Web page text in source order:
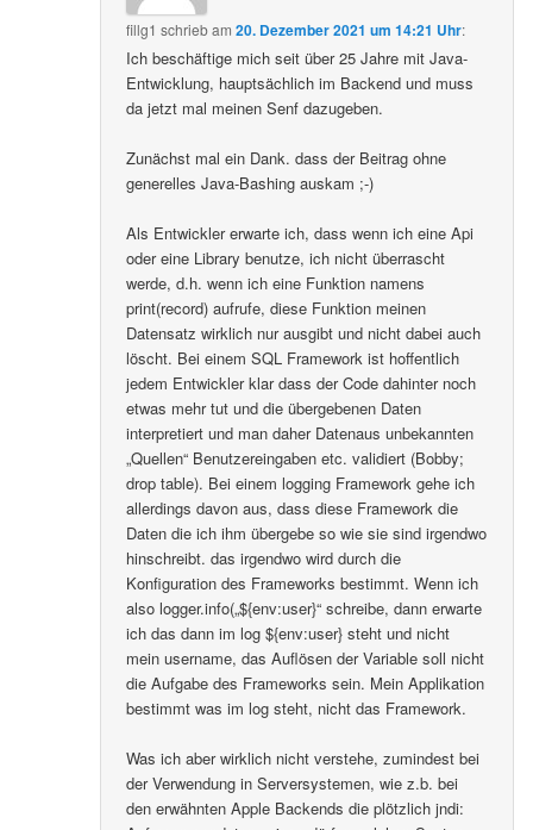
fillg1 schriebam20. Dezember 2021 um 14:21 Uhr:
Ich beschäftige mich seit über 25 Jahre mit Java-
Entwicklung, hauptsächlich im Backend und muss
da jetzt mal meinen Senf dazugeben.
Zunächst mal ein Dank. dass der Beitrag ohne
generelles Java-Bashing auskam ;-)
Als Entwickler erwarte ich, dass wenn ich eine Api
oder eine Library benutze, ich nicht überrascht
werde, d.h. wenn ich eine Funktion namens
print(record) aufrufe, diese Funktion meinen
Datensatz wirklich nur ausgibt und nicht dabei auch
löscht. Bei einem SQL Framework ist hoffentlich
jedem Entwickler klar dass der Code dahinter noch
etwas mehr tut und die übergebenen Daten
interpretiert und man daher Datenaus unbekannten
„Quellen“ Benutzereingaben etc. validiert (Bobby;
drop table). Bei einem logging Framework gehe ich
allerdings davon aus, dass diese Framework die
Daten die ich ihm übergebe so wie sie sind irgendwo
hinschreibt. das irgendwo wird durch die
Konfiguration des Frameworks bestimmt. Wenn ich
also logger.info(„${env:user}“ schreibe, dann erwarte
ich das dann im log ${env:user} steht und nicht
mein username, das Auflösen der Variable soll nicht
die Aufgabe des Frameworks sein. Mein Applikation
bestimmt was im log steht, nicht das Framework.
Was ich aber wirklich nicht verstehe, zumindest bei
der Verwendung in Serversystemen, wie z.b. bei
den erwähnten Apple Backends die plötzlich jndi: